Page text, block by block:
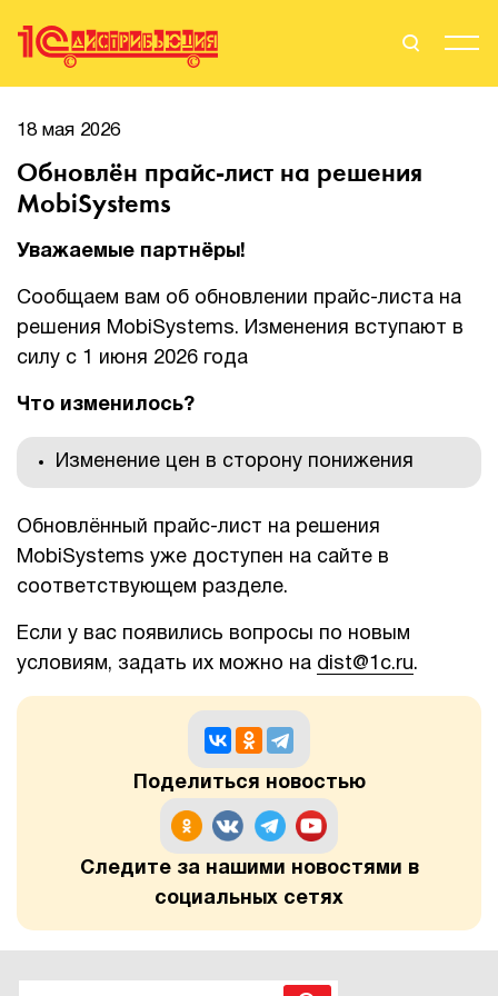
Поиск
Стать Партнером
Вендоры
События
Сервисы для партнеров
18 мая 2026
Обновлён прайс-лист на решения
MobiSystems
Уважаемые партнёры!
Сообщаем вам об обновлении прайс-листа на
решения MobiSystems. Изменения вступают в
силу с 1 июня 2026 года
Что изменилось?
Изменение цен в сторону понижения
Обновлённый прайс-лист на решения
MobiSystems уже доступен на сайте в
соответствующем разделе.
Если у вас появились вопросы по новым
условиям, задать их можно на dist@1c.ru.
Поделиться новостью
Следите за нашими новостями в
социальных сетях